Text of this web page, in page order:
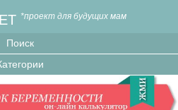
*проект для будущих мам